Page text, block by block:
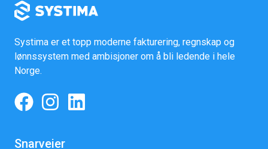
Systima er et topp moderne fakturering, regnskap og
lønnssystem med ambisjoner om å bli ledende i hele
Norge.
Snarveier